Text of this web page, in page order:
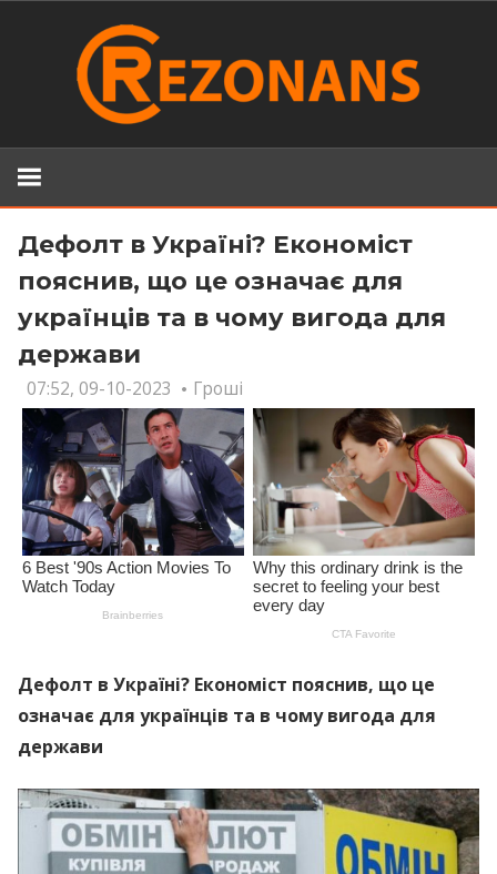
Дефолт в Україні? Економіст
пояснив, що це означає для
українців та в чому вигода для
держави
07:52, 09-10-2023 Гроші
Дефолт в Україні? Економіст пояснив, що це
означає для українців та в чому вигода для
держави